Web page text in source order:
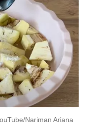
Nariman Ariana